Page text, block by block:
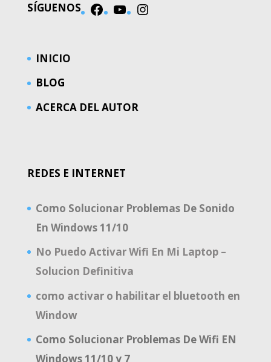
SÍGUENOS Facebook
YouTube
INICIO
BLOG
ACERCA DEL AUTOR
REDES E INTERNET
Como Solucionar Problemas De Sonido
En Windows 11/10
No Puedo Activar Wifi En Mi Laptop –
Solucion Definitiva
como activar o habilitar el bluetooth en
Window
Como Solucionar Problemas De Wifi EN
Windows 11/10 y 7